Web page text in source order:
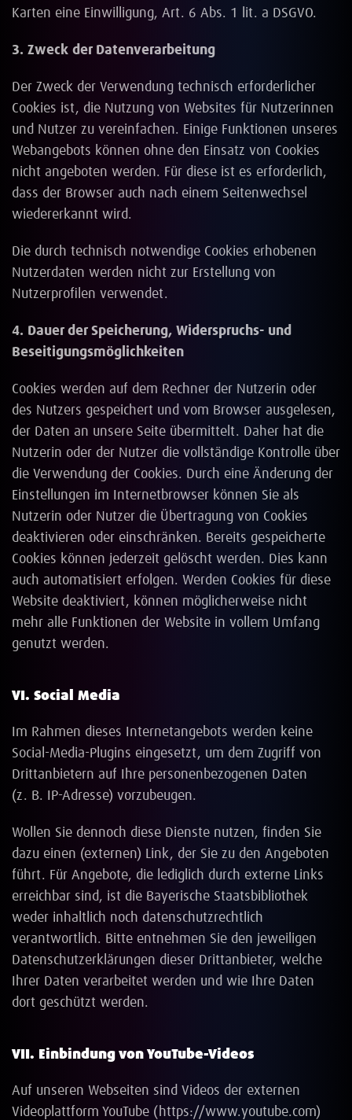
Karten eine Einwilligung, Art. 6 Abs. 1 lit. a DSGVO.
3. Zweck der Datenverarbeitung
Der Zweck der Verwendung technisch erforderlicher
Cookies ist, die Nutzung von Websites für Nutzerinnen
und Nutzer zu vereinfachen. Einige Funktionen unseres
Webangebots können ohne den Einsatz von Cookies
nicht angeboten werden. Für diese ist es erforderlich,
dass der Browser auch nach einem Seitenwechsel
wiedererkannt wird.
Die durch technisch notwendige Cookies erhobenen
Nutzerdaten werden nicht zur Erstellung von
Nutzerprofilen verwendet.
4. Dauer der Speicherung, Widerspruchs- und
Beseitigungsmöglichkeiten
Cookies werden auf dem Rechner der Nutzerin oder
des Nutzers gespeichert und vom Browser ausgelesen,
der Daten an unsere Seite übermittelt. Daher hat die
Nutzerin oder der Nutzer die vollständige Kontrolle über
die Verwendung der Cookies. Durch eine Änderung der
Einstellungen im Internetbrowser können Sie als
Nutzerin oder Nutzer die Übertragung von Cookies
deaktivieren oder einschränken. Bereits gespeicherte
Cookies können jederzeit gelöscht werden. Dies kann
auch automatisiert erfolgen. Werden Cookies für diese
Website deaktiviert, können möglicherweise nicht
mehr alle Funktionen der Website in vollem Umfang
genutzt werden.
VI. Social Media
Im Rahmen dieses Internetangebots werden keine
Social-Media-Plugins eingesetzt, um dem Zugriff von
Drittanbietern auf Ihre personenbezogenen Daten
(z. B. IP-Adresse) vorzubeugen.
Wollen Sie dennoch diese Dienste nutzen, finden Sie
dazu einen (externen) Link, der Sie zu den Angeboten
führt. Für Angebote, die lediglich durch externe Links
erreichbar sind, ist die Bayerische Staatsbibliothek
weder inhaltlich noch datenschutzrechtlich
verantwortlich. Bitte entnehmen Sie den jeweiligen
Datenschutzerklärungen dieser Drittanbieter, welche
Ihrer Daten verarbeitet werden und wie Ihre Daten
dort geschützt werden.
VII. Einbindung von YouTube-Videos
Auf unseren Webseiten sind Videos der externen
Videoplattform YouTube (https://www.youtube.com)